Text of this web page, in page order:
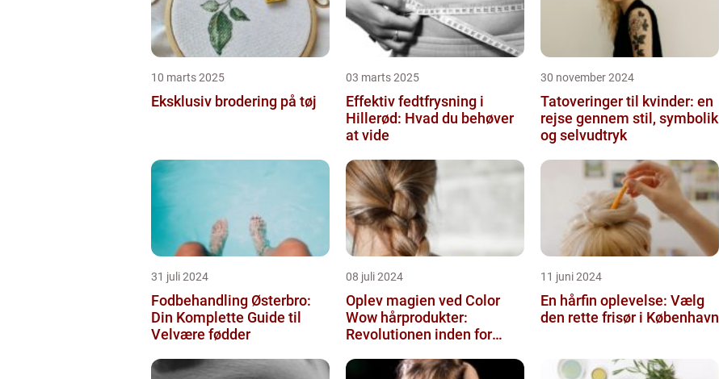
10 marts 2025
Eksklusiv brodering på tøj
03 marts 2025
Effektiv fedtfrysning i
Hillerød: Hvad du behøver
at vide
30 november 2024
Tatoveringer til kvinder: en
rejse gennem stil, symbolik
og selvudtryk
31 juli 2024
Fodbehandling Østerbro:
Din Komplette Guide til
Velvære fødder
08 juli 2024
Oplev magien ved Color
Wow hårprodukter:
Revolutionen inden for
11 juni 2024
En hårfin oplevelse: Vælg
den rette frisør i København